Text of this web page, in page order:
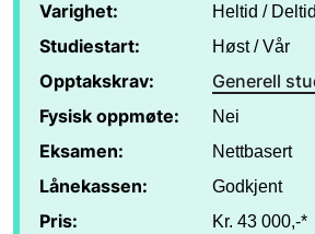
Varighet: Heltid / Deltid
Studiestart: Høst / Vår
Opptakskrav:
Generell
Fysisk oppmøte:
Nei
Eksamen: Nettbasert
Lånekassen: Godkjent
Pris: Kr. 43 000,-*